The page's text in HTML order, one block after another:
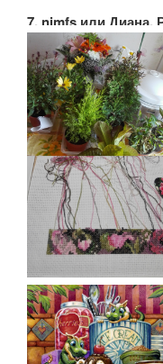
7. nimfs или Диана.